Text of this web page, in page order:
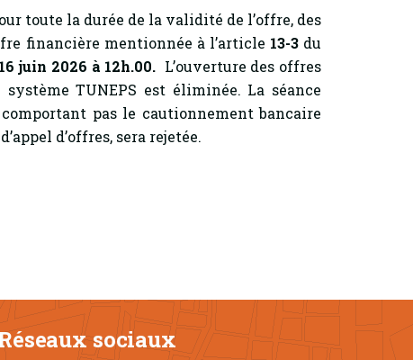
toute la durée de la validité de l’offre, des
financière mentionnée à l’article 13-3du
juin 2026 à 12h.00. L’ouverture des offres
TUNEPS est éliminée. La séance
pas le cautionnement bancaire
d’offres, sera rejetée.
sociaux